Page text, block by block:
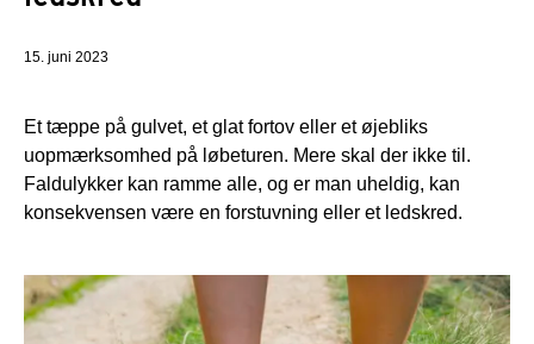
15. juni 2023
Et tæppe på gulvet, et glat fortov eller et øjebliks
uopmærksomhed på løbeturen. Mere skal der ikke til.
Faldulykker kan ramme alle, og er man uheldig, kan
konsekvensen være en forstuvning eller et ledskred.